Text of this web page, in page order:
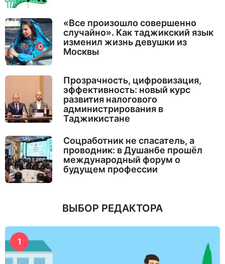
«Все произошло совершенно
случайно». Как таджикский язык
изменил жизнь девушки из
Москвы
Прозрачность, цифровизация,
эффективность: новый курс
развития налогового
администрирования в
Таджикистане
Соцработник не спасатель, а
проводник: в Душанбе прошёл
международный форум о
будущем профессии
ВЫБОР РЕДАКТОРА
1